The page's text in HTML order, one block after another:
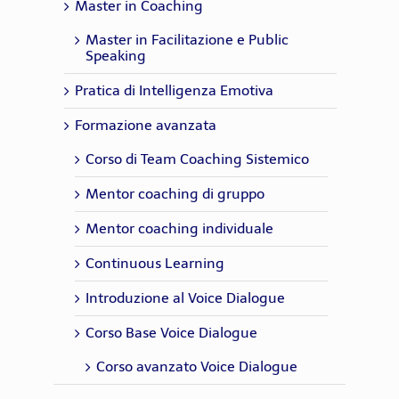
Master in Coaching
Master in Facilitazione e Public
Speaking
Pratica di Intelligenza Emotiva
Formazione avanzata
Corso di Team Coaching Sistemico
Mentor coaching di gruppo
Mentor coaching individuale
Continuous Learning
Introduzione al Voice Dialogue
Corso Base Voice Dialogue
Corso avanzato Voice Dialogue